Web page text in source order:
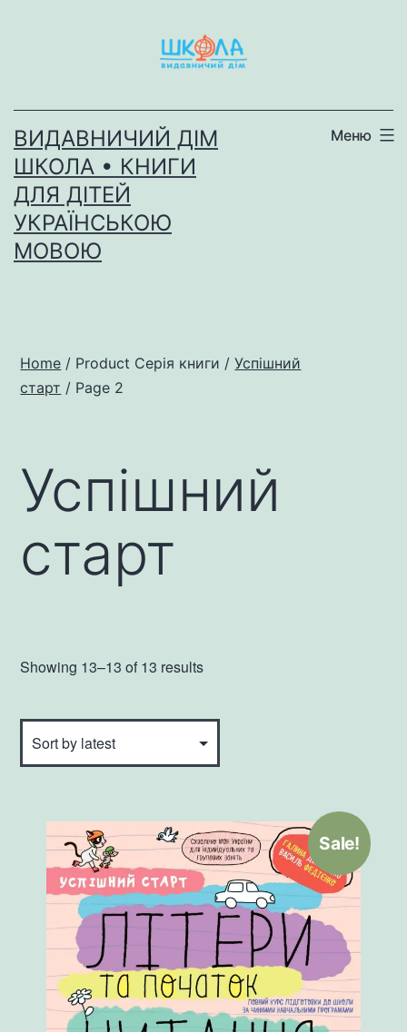
ВИДАВНИЧИЙ ДІМ
ШКОЛА • КНИГИ
ДЛЯ ДІТЕЙ
УКРАЇНСЬКОЮ
МОВОЮ
Меню
Home / Product Серія книги /Успішний
старт / Page 2
Успішний
старт
Showing 13–13 of 13 results
Sale!